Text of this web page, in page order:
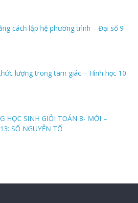
cách lập hệ phương trình – Đại số 9
lượng trong tam giác – Hình học 10
HỌC SINH GIỎI TOÁN 8- MỚI –
SỐ NGUYÊN TỐ